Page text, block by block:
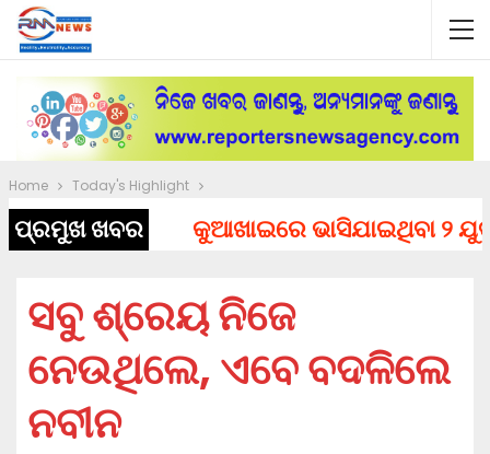
Home Today's Highlight
ପ୍ରମୁଖ ଖବର କୁଆଖାଇରେ ଭାସିଯାଇଥିବା ୨
ସବୁ ଶ୍ରେୟ ନିଜେ
ନେଉଥିଲେ, ଏବେ ବଦଳିଲେ
ନବୀନ